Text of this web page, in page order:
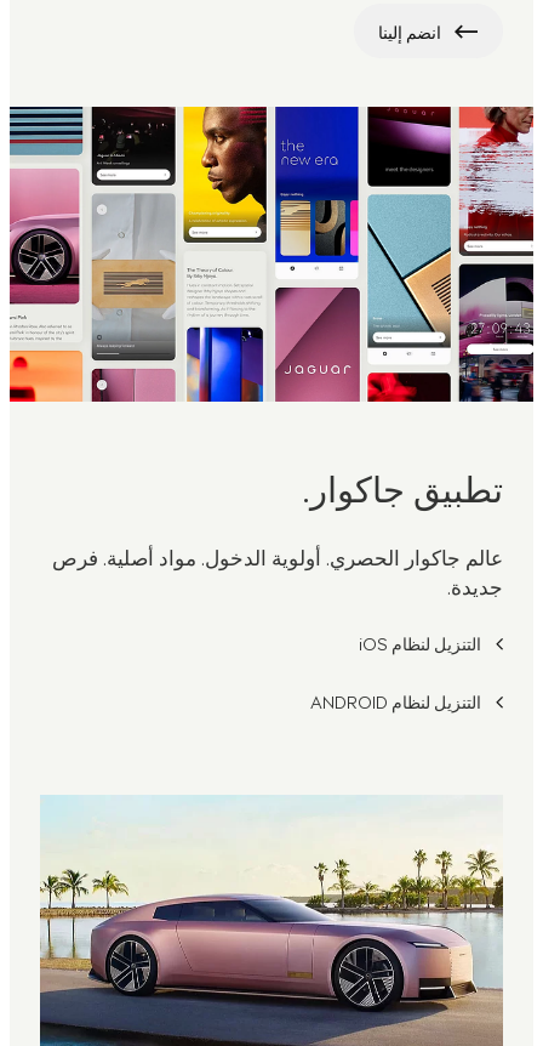
انضم إلينا
تطبيق جاكوار.
عالم جاكوار الحصري. أولوية الدخول. مواد أصلية. فرص
جديدة.
التنزيل لنظام iOS
التنزيل لنظام ANDROID